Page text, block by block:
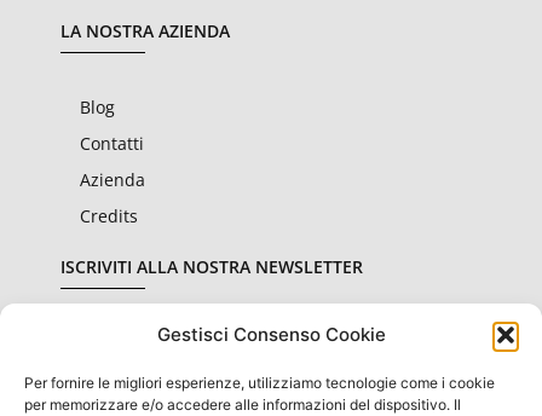
Gestisci Consenso Cookie
Per fornire le migliori esperienze, utilizziamo tecnologie come i cookie
per memorizzare e/o accedere alle informazioni del dispositivo. Il
LA NOSTRA AZIENDA
Blog
Contatti
Azienda
Credits
ISCRIVITI ALLA NOSTRA NEWSLETTER
Dichiaro di aver letto e accettato le condizioni sullaprivacy